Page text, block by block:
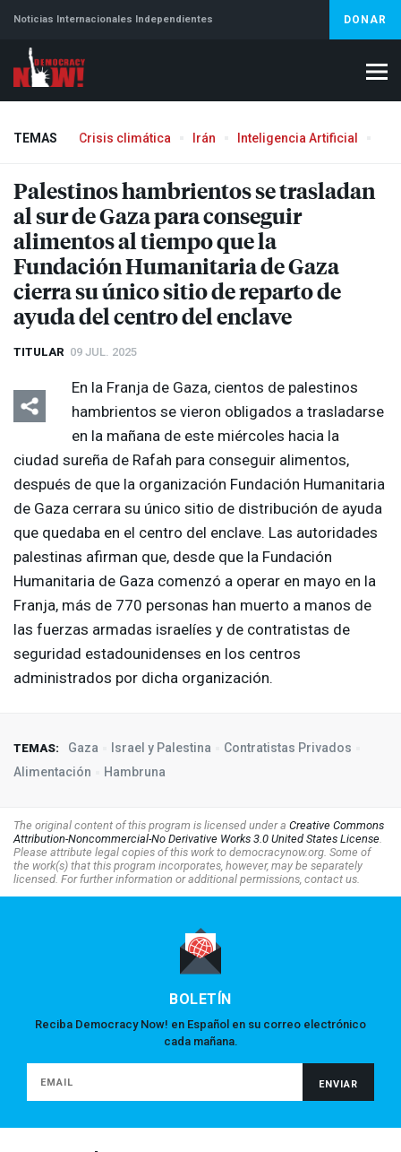
Noticias Internacionales Independientes DONAR
TEMAS Crisis climática Irán Inteligencia Artificial
Palestinos hambrientos se trasladan
al sur de Gaza para conseguir
alimentos al tiempo que la
Fundación Humanitaria de Gaza
cierra su único sitio de reparto de
ayuda del centro del enclave
TITULAR 09 JUL. 2025
En la Franja de Gaza, cientos de palestinos
hambrientos se vieron obligados a trasladarse
en la mañana de este miércoles hacia la
ciudad sureña de Rafah para conseguir alimentos,
después de que la organización Fundación Humanitaria
de Gaza cerrara su único sitio de distribución de ayuda
que quedaba en el centro del enclave. Las autoridades
palestinas afirman que, desde que la Fundación
Humanitaria de Gaza comenzó a operar en mayo en la
Franja, más de 770 personas han muerto a manos de
las fuerzas armadas israelíes y de contratistas de
seguridad estadounidenses en los centros
administrados por dicha organización.
TEMAS: Gaza Israel y Palestina
Contratistas Privados
Alimentación
Hambruna
The original content of this program is licensed under a Creative Commons
Attribution-Noncommercial-No Derivative Works 3.0 United States License.
Please attribute legal copies of this work to democracynow.org. Some of
the work(s) that this program incorporates, however, may be separately
licensed. For further information or additional permissions, contact us.
BOLETÍN
Reciba Democracy Now! en Español en su correo electrónico
cada mañana.